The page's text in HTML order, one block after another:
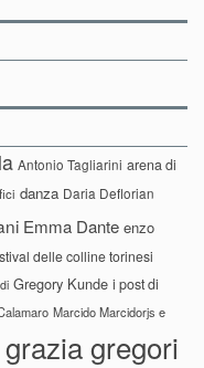
Antonio Tagliarini arena di
danza Daria Deflorian
Emma Dante enzo
delle colline torinesi
Gregory Kunde i post di
Marcido Marcidorjs e
gregori